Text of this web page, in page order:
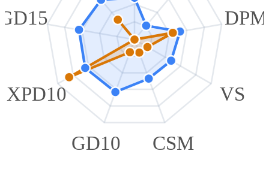
DPM
VS
CSM
GD10
XPD10